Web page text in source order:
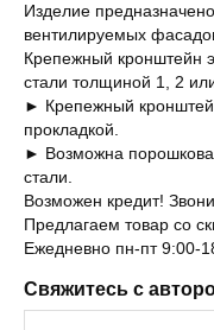
Изделие
вентилируемых
Крепежный кронштейн
стали толщиной 1, 2
► Крепежный
прокладкой.
► Возможна
стали.
Возможен кредит!
Предлагаем товар со
Ежедневно пн-пт 9:00-
Свяжитесь с